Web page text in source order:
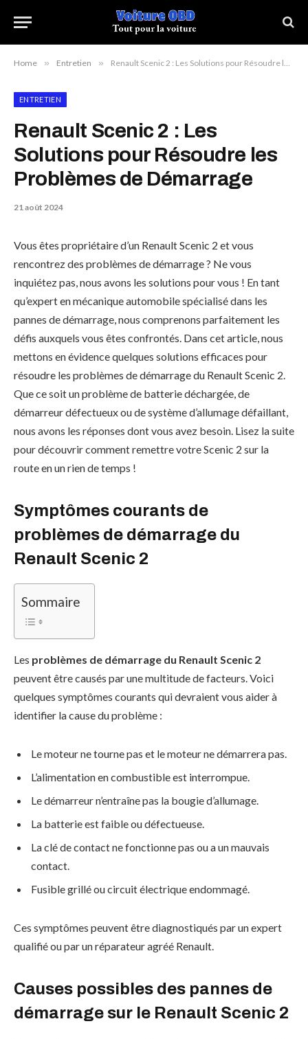
Home » Entretien » Renault Scenic 2 : Les Solutions pour Résoudre les Problèmes de Démarrage
ENTRETIEN
Renault Scenic 2 : Les
Solutions pour Résoudre les
Problèmes de Démarrage
21 août 2024
Vous êtes propriétaire d’un Renault Scenic 2 et vous
rencontrez des problèmes de démarrage ? Ne vous
inquiétez pas, nous avons les solutions pour vous ! En tant
qu’expert en mécanique automobile spécialisé dans les
pannes de démarrage, nous comprenons parfaitement les
défis auxquels vous êtes confrontés. Dans cet article, nous
mettons en évidence quelques solutions efficaces pour
résoudre les problèmes de démarrage du Renault Scenic 2.
Que ce soit un problème de batterie déchargée, de
démarreur défectueux ou de système d’allumage défaillant,
nous avons les réponses dont vous avez besoin. Lisez la suite
pour découvrir comment remettre votre Scenic 2 sur la
route en un rien de temps !
Symptômes courants de
problèmes de démarrage du
Renault Scenic 2
Sommaire
Les problèmes de démarrage du Renault Scenic 2
peuvent être causés par une multitude de facteurs. Voici
quelques symptômes courants qui devraient vous aider à
identifier la cause du problème :
Le moteur ne tourne pas et le moteur ne démarrera pas.
L’alimentation en combustible est interrompue.
Le démarreur n’entraîne pas la bougie d’allumage.
La batterie est faible ou défectueuse.
La clé de contact ne fonctionne pas ou a un mauvais
contact.
Fusible grillé ou circuit électrique endommagé.
Ces symptômes peuvent être diagnostiqués par un expert
qualifié ou par un réparateur agréé Renault.
Causes possibles des pannes de
démarrage sur le Renault Scenic 2